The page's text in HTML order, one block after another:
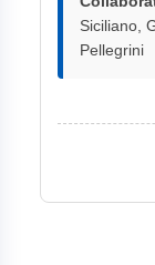
Siciliano,
Pellegrini